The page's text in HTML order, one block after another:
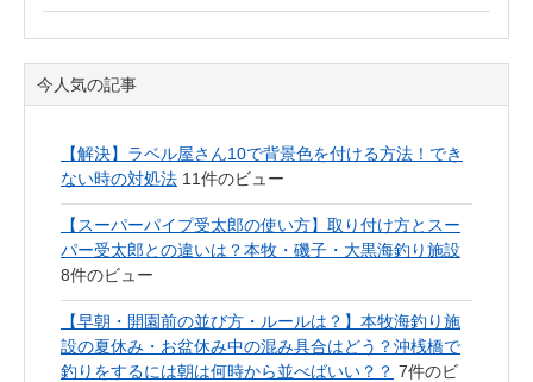
今人気の記事
【解決】ラベル屋さん10で背景色を付ける方法！でき
ない時の対処法 11件のビュー
【スーパーパイプ受太郎の使い方】取り付け方とスー
パー受太郎との違いは？本牧・磯子・大黒海釣り施設
8件のビュー
【早朝・開園前の並び方・ルールは？】本牧海釣り施
設の夏休み・お盆休み中の混み具合はどう？沖桟橋で
釣りをするには朝は何時から並べばいい？？ 7件のビ